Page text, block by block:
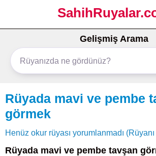
Gelişmiş Arama
Rüyada mavi ve pembe
görmek
Henüz okur rüyası yorumlanmadı
Rüyada mavi ve pembe tavşan